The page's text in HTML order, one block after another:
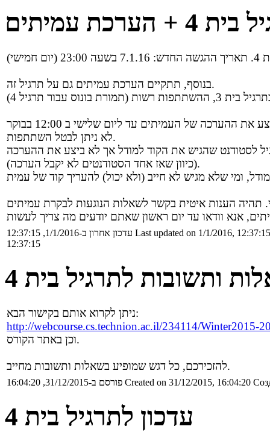
עמיתים
בנוסף, תתקיים הערכת עמיתים גם על תרגיל זה.
לא ניתן לבטל השתתפות.
(כיוון שאז אחד הסטודנטים לא יקבל הערכה).
עדכון אחרון ב-1/1/2016, 12:37:15 Last updated on 1/1/2016, 12:37:15
12:37:15
ותשובות לתרגיל בית 4
ניתן לקרוא אותם בקישור הבא:
http://webcourse.cs.technion.ac.il/234114/Winter2015-
וכן באתר הקורס.
להזכירכם, כל דגש שמופיע בשאלות ותשובות מחייב.
פורסם ב-31/12/2015, 16:04:20 Created on 31/12/2015, 16:04:20
עדכון לתרגיל בית 4